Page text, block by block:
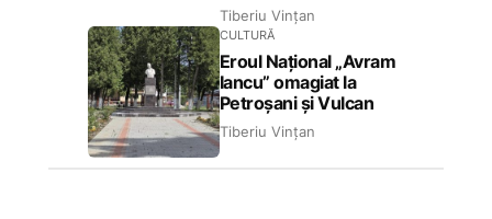
Tiberiu Vințan
CULTURĂ
Eroul Național „Avram
Iancu” omagiat la
Petroșani și Vulcan
Tiberiu Vințan